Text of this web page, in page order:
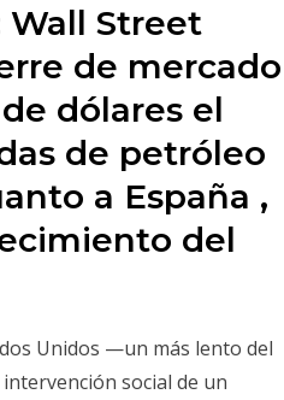
Wall Street
de mercado
dólares el
de petróleo
a España ,
del
Unidos —un más lento del
social de un